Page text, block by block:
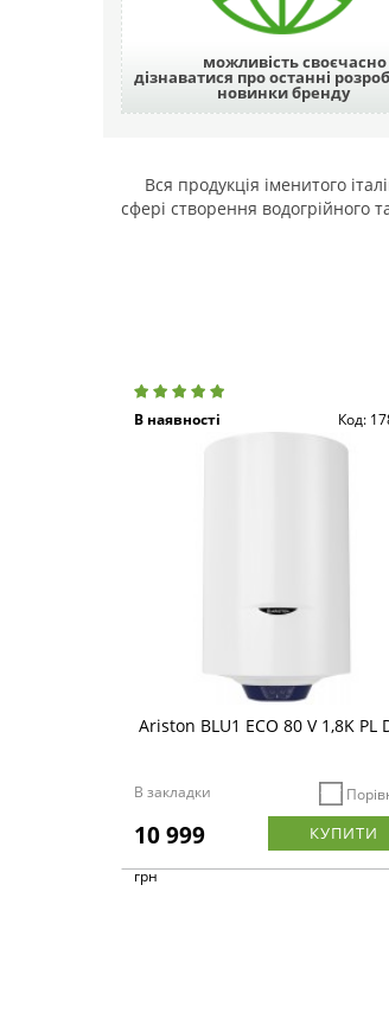
можливість своєчасно
дізнаватися про останні
новинки бренду
Вся продукція іменитого
сфері створення водогрійного
В наявності Код:
Ariston BLU1 ECO 80 V 1,8K PL
В закладки
10 999
грн
КУПИТИ